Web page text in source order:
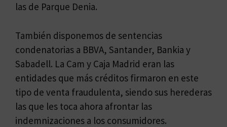
las de Parque Denia.
También disponemos de sentencias
condenatorias a BBVA, Santander, Bankia y
Sabadell. La Cam y Caja Madrid eran las
entidades que más créditos firmaron en este
tipo de venta fraudulenta, siendo sus herederas
las que les toca ahora afrontar las
indemnizaciones a los consumidores.